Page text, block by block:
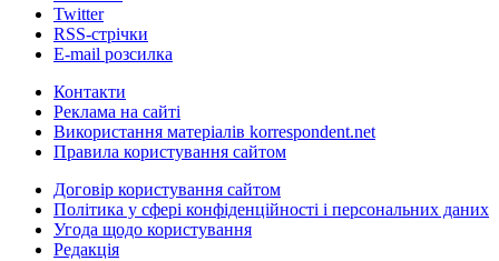
Twitter
RSS-стрічки
E-mail розсилка
Контакти
Реклама на сайті
Використання матеріалів korrespondent.net
Правила користування сайтом
Договір користування сайтом
Політика у сфері конфіденційності і персональних даних
Угода щодо користування
Редакція